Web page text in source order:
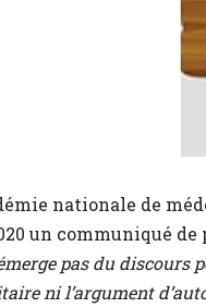
nationale de
un communiqué de
pas du discours
ni l’argument